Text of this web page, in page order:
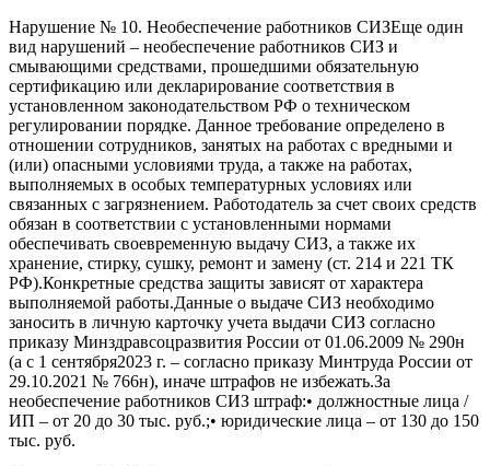
Нарушение № 10. Необеспечение работников СИЗЕще один
вид нарушений – необеспечение работников СИЗ и
смывающими средствами, прошедшими обязательную
сертификацию или декларирование соответствия в
установленном законодательством РФ о техническом
регулировании порядке. Данное требование определено в
отношении сотрудников, занятых на работах с вредными и
(или) опасными условиями труда, а также на работах,
выполняемых в особых температурных условиях или
связанных с загрязнением. Работодатель за счет своих средств
обязан в соответствии с установленными нормами
обеспечивать своевременную выдачу СИЗ, а также их
хранение, стирку, сушку, ремонт и замену (ст. 214 и 221 ТК
РФ).Конкретные средства защиты зависят от характера
выполняемой работы.Данные о выдаче СИЗ необходимо
заносить в личную карточку учета выдачи СИЗ согласно
приказу Минздравсоцразвития России от 01.06.2009 № 290н
(а с 1 сентября2023 г. – согласно приказу Минтруда России от
29.10.2021 № 766н), иначе штрафов не избежать.За
необеспечение работников СИЗ штраф:• должностные лица /
ИП – от 20 до 30 тыс. руб.;• юридические лица – от 130 до 150
тыс. руб.